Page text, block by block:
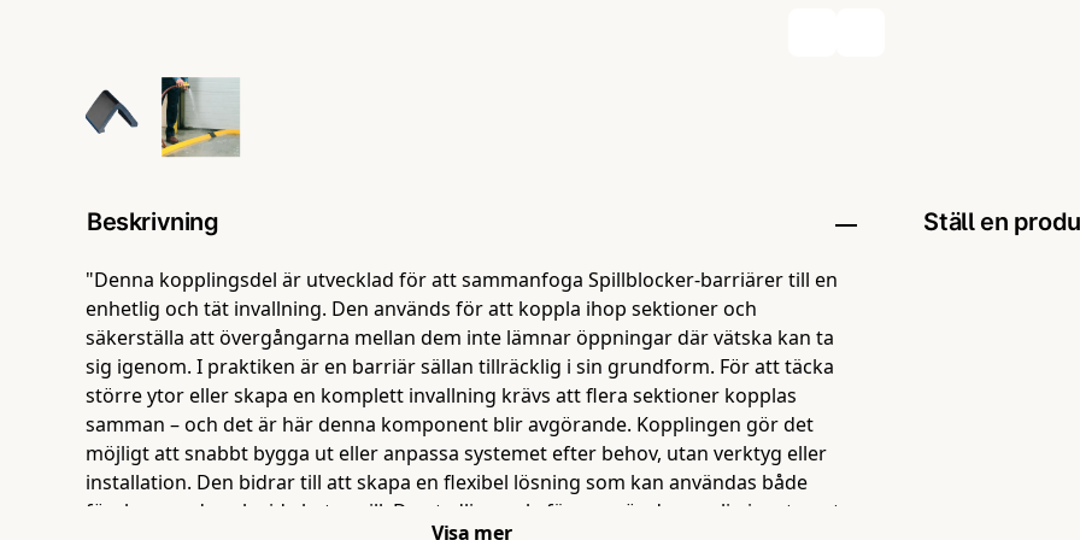
Beskrivning
"Denna kopplingsdel är utvecklad för att sammanfoga Spillblocker-barriärer till en
enhetlig och tät invallning. Den används för att koppla ihop sektioner och
säkerställa att övergångarna mellan dem inte lämnar öppningar där vätska kan ta
sig igenom. I praktiken är en barriär sällan tillräcklig i sin grundform. För att täcka
större ytor eller skapa en komplett invallning krävs att flera sektioner kopplas
samman – och det är här denna komponent blir avgörande. Kopplingen gör det
möjligt att snabbt bygga ut eller anpassa systemet efter behov, utan verktyg eller
installation. Den bidrar till att skapa en flexibel lösning som kan användas både
förebyggande och vid akuta spill. Den tydliga gula färgen gör den synlig i systemet
Visa mer
Ställ en